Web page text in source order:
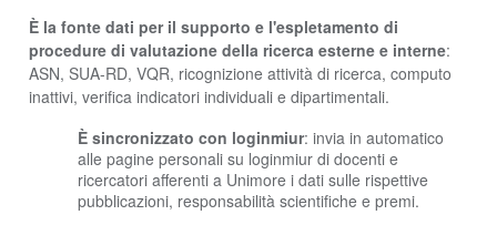
È la fonte dati per il supporto e l'espletamento di
procedure di valutazione della ricerca esterne e interne:
ASN, SUA-RD, VQR, ricognizione attività di ricerca, computo
inattivi, verifica indicatori individuali e dipartimentali.
È sincronizzato con loginmiur: invia in automatico
alle pagine personali su loginmiur di docenti e
ricercatori afferenti a Unimore i dati sulle rispettive
pubblicazioni, responsabilità scientifiche e premi.